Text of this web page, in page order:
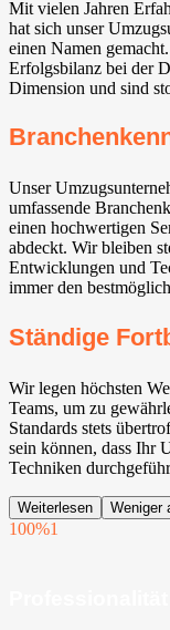
Mit vielen Jahren
hat sich unser
einen Namen
Erfolgsbilanz bei der
Dimension und sind
Unser
umfassende
einen hochwertigen
abdeckt. Wir bleiben
Entwicklungen und
immer den
Ständige
Wir legen höchsten
Teams, um zu
Standards stets
sein können, dass Ihr
Techniken
Weiterlesen Weniger
100%1